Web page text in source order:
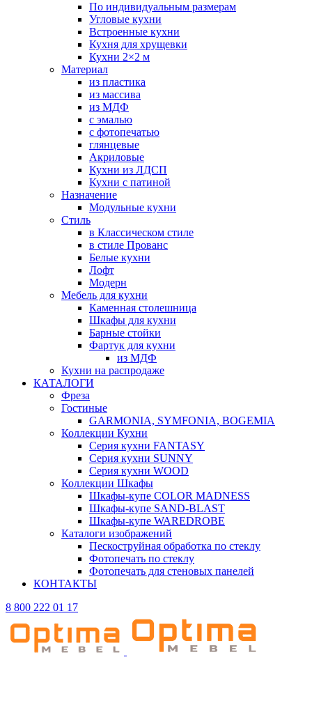
По индивидуальным размерам
Угловые кухни
Встроенные кухни
Кухня для хрущевки
Кухни 2×2 м
Материал
из пластика
из массива
из МДФ
с эмалью
с фотопечатью
глянцевые
Акриловые
Кухни из ЛДСП
Кухни с патиной
Назначение
Модульные кухни
Стиль
в Классическом стиле
в стиле Прованс
Белые кухни
Лофт
Модерн
Мебель для кухни
Каменная столешница
Шкафы для кухни
Барные стойки
Фартук для кухни
из МДФ
Кухни на распродаже
КАТАЛОГИ
Фреза
Гостиные
GARMONIA, SYMFONIA, BOGEMIA
Коллекции Кухни
Серия кухни FANTASY
Серия кухни SUNNY
Серия кухни WOOD
Коллекции Шкафы
Шкафы-купе COLOR MADNESS
Шкафы-купе SAND-BLAST
Шкафы-купе WAREDROBE
Каталоги изображений
Пескоструйная обработка по стеклу
Фотопечать по стеклу
Фотопечать для стеновых панелей
КОНТАКТЫ
8 800 222 01 17